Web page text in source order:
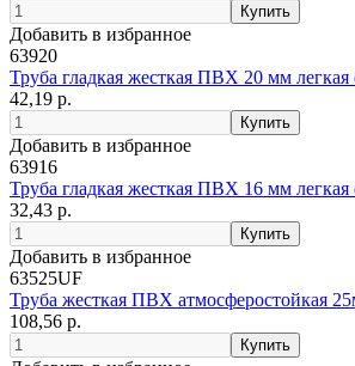
Добавить в избранное
63920
Труба гладкая жесткая ПВХ 20 мм легкая
42,19 р.
Добавить в избранное
63916
Труба гладкая жесткая ПВХ 16 мм легкая
32,43 р.
Добавить в избранное
63525UF
Труба жесткая ПВХ атмосферостойкая
108,56 р.